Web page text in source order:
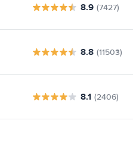
8.9 (7427)
8.8 (11503)
8.1 (2406)